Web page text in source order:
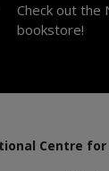
Check out the
bookstore!
Centre for